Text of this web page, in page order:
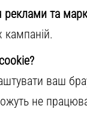
реклами та
ваш
не